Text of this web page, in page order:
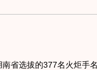
选拔的377名火炬手